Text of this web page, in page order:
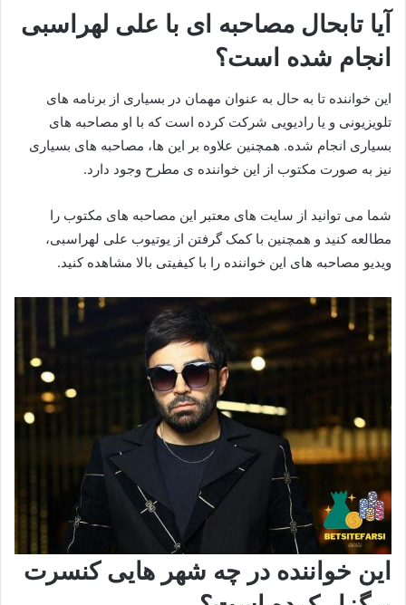
آیا تابحال مصاحبه ای با علی لهراسبی
انجام شده است؟
این خواننده تا به حال به عنوان مهمان در بسیاری از برنامه های
تلویزیونی و یا رادیویی شرکت کرده است که با او مصاحبه های
بسیاری انجام شده. همچنین علاوه بر این ها، مصاحبه های بسیاری
نیز به صورت مکتوب از این خواننده ی مطرح وجود دارد.
شما می توانید از سایت های معتبر این مصاحبه های مکتوب را
مطالعه کنید و همچنین با کمک گرفتن از یوتیوب علی لهراسبی،
ویدیو مصاحبه های این خواننده را با کیفیتی بالا مشاهده کنید.
این خواننده در چه شهر هایی کنسرت